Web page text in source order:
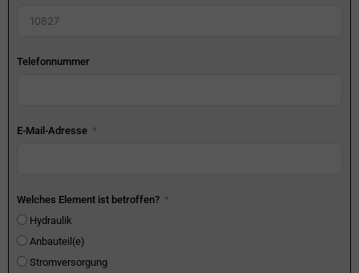
Telefonnummer
E-Mail-Adresse
Welches Element ist betroffen?
Hydraulik
Anbauteil(e)
Stromversorgung